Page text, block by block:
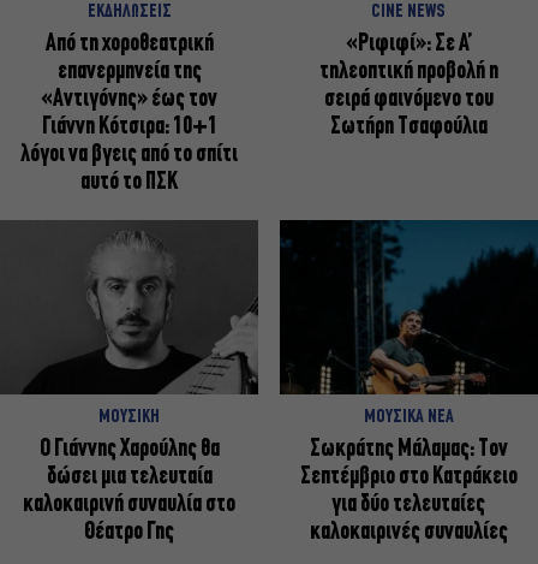
ΕΚΔΗΛΩΣΕΙΣ
Από τη χοροθεατρική
επανερμηνεία της
«Αντιγόνης» έως τον
Γιάννη Κότσιρα: 10+1
λόγοι να βγεις από το σπίτι
αυτό το ΠΣΚ
CINE NEWS
«Ριφιφί»: Σε Α’
τηλεοπτική προβολή η
σειρά φαινόμενο του
Σωτήρη Τσαφούλια
ΜΟΥΣΙΚΗ
Ο Γιάννης Χαρούλης θα
δώσει μια τελευταία
καλοκαιρινή συναυλία στο
Θέατρο Γης
ΜΟΥΣΙΚΑ ΝΕΑ
Σωκράτης Μάλαμας: Τον
Σεπτέμβριο στο Κατράκειο
για δύο τελευταίες
καλοκαιρινές συναυλίες